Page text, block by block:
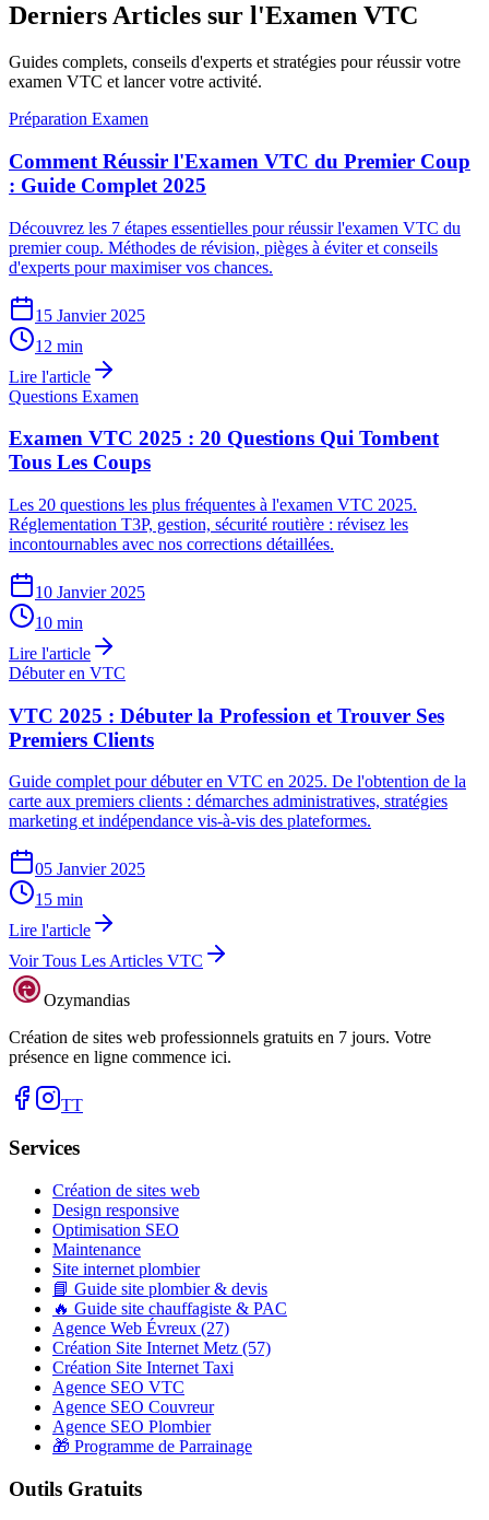
Derniers Articles sur l'Examen VTC
Guides complets, conseils d'experts et stratégies pour réussir votre
examen VTC et lancer votre activité.
Préparation Examen
Comment Réussir l'Examen VTC du Premier Coup
: Guide Complet 2025
Découvrez les 7 étapes essentielles pour réussir l'examen VTC du
premier coup. Méthodes de révision, pièges à éviter et conseils
d'experts pour maximiser vos chances.
15 Janvier 2025
12 min
Lire l'article
Questions Examen
Examen VTC 2025 : 20 Questions Qui Tombent
Tous Les Coups
Les 20 questions les plus fréquentes à l'examen VTC 2025.
Réglementation T3P, gestion, sécurité routière : révisez les
incontournables avec nos corrections détaillées.
10 Janvier 2025
10 min
Lire l'article
Débuter en VTC
VTC 2025 : Débuter la Profession et Trouver Ses
Premiers Clients
Guide complet pour débuter en VTC en 2025. De l'obtention de la
carte aux premiers clients : démarches administratives, stratégies
marketing et indépendance vis-à-vis des plateformes.
05 Janvier 2025
15 min
Lire l'article
Voir Tous Les Articles VTC
Ozymandias
Création de sites web professionnels gratuits en 7 jours. Votre
présence en ligne commence ici.
TT
Services
Création de sites web
Design responsive
Optimisation SEO
Maintenance
Site internet plombier
📘 Guide site plombier & devis
🔥 Guide site chauffagiste & PAC
Agence Web Évreux (27)
Création Site Internet Metz (57)
Création Site Internet Taxi
Agence SEO VTC
Agence SEO Couvreur
Agence SEO Plombier
🎁 Programme de Parrainage
Outils Gratuits